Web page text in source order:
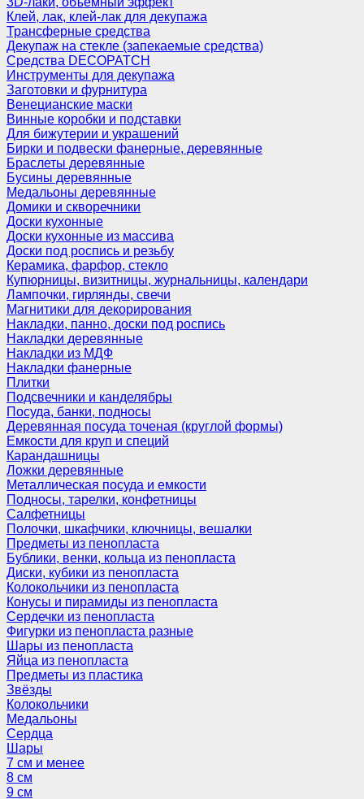
Клей, лак, клей-лак для декупажа
Трансферные средства
Декупаж на стекле (запекаемые средства)
Средства DECOPATCH
Инструменты для декупажа
Заготовки и фурнитура
Венецианские маски
Винные коробки и подставки
Для бижутерии и украшений
Бирки и подвески фанерные, деревянные
Браслеты деревянные
Бусины деревянные
Медальоны деревянные
Домики и скворечники
Доски кухонные
Доски кухонные из массива
Доски под роспись и резьбу
Керамика, фарфор, стекло
Купюрницы, визитницы, журнальницы, календари
Лампочки, гирлянды, свечи
Магнитики для декорирования
Накладки, панно, доски под роспись
Накладки деревянные
Накладки из МДФ
Накладки фанерные
Плитки
Подсвечники и канделябры
Посуда, банки, подносы
Деревянная посуда точеная (круглой формы)
Емкости для круп и специй
Карандашницы
Ложки деревянные
Металлическая посуда и емкости
Подносы, тарелки, конфетницы
Салфетницы
Полочки, шкафчики, ключницы, вешалки
Предметы из пенопласта
Бублики, венки, кольца из пенопласта
Диски, кубики из пенопласта
Колокольчики из пенопласта
Конусы и пирамиды из пенопласта
Сердечки из пенопласта
Фигурки из пенопласта разные
Шары из пенопласта
Яйца из пенопласта
Предметы из пластика
Звёзды
Колокольчики
Медальоны
Сердца
Шары
7 см и менее
8 см
9 см